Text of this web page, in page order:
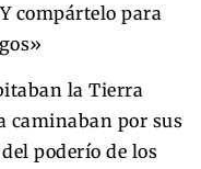
compártelo para
la Tierra
caminaban por sus
poderío de los